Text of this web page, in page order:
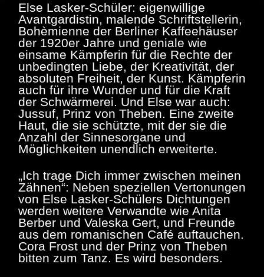
Else Lasker-Schüler: eigenwillige
Avantgardistin, malende Schriftstellerin,
Bohèmienne der Berliner Kaffeehäuser
der 1920er Jahre und geniale wie
einsame Kämpferin für die Rechte der
unbedingten Liebe, der Kreativität, der
absoluten Freiheit, der Kunst. Kämpferin
auch für ihre Wunder und für die Kraft
der Schwärmerei. Und Else war auch:
Jussuf, Prinz von Theben. Eine zweite
Haut, die sie schützte, mit der sie die
Anzahl der Sinnesorgane und
Möglichkeiten unendlich erweiterte.
„Ich trage Dich immer zwischen meinen
Zähnen“: Neben speziellen Vertonungen
von Else Lasker-Schülers Dichtungen
werden weitere Verwandte wie Anita
Berber und Valeska Gert, und Freunde
aus dem romanischen Café auftauchen.
Cora Frost und der Prinz von Theben
bitten zum Tanz. Es wird besonders.